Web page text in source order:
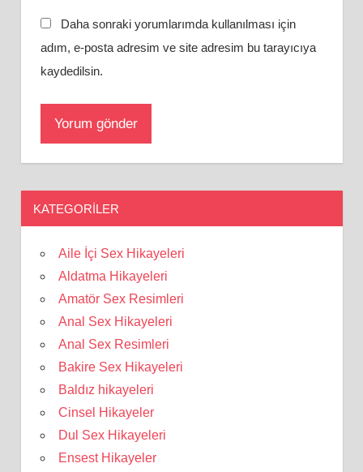
Daha sonraki yorumlarımda kullanılması için
adım, e-posta adresim ve site adresim bu tarayıcıya
kaydedilsin.
KATEGORILER
Aile İçi Sex Hikayeleri
Aldatma Hikayeleri
Amatör Sex Resimleri
Anal Sex Hikayeleri
Anal Sex Resimleri
Bakire Sex Hikayeleri
Baldız hikayeleri
Cinsel Hikayeler
Dul Sex Hikayeleri
Ensest Hikayeler